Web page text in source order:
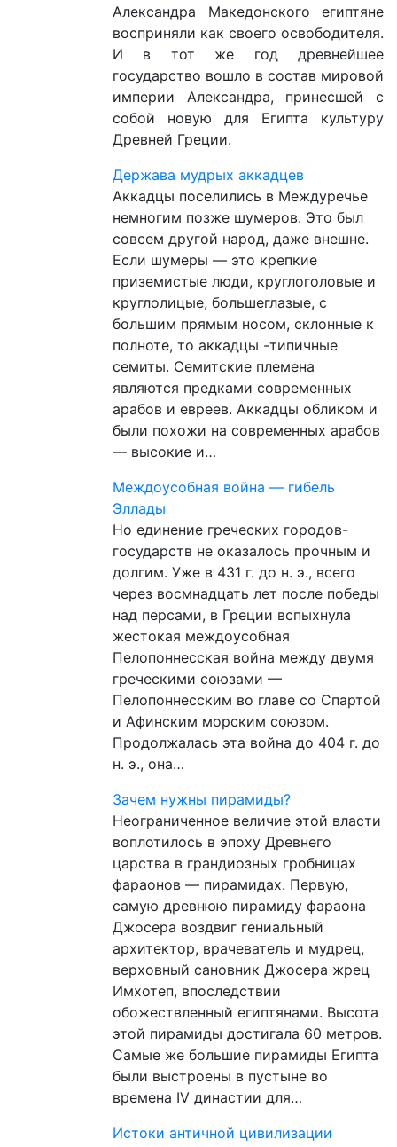
Александра Македонского египтяне
восприняли как своего освободителя.
И в тот же год древнейшее
государство вошло в состав мировой
империи Александра, принесшей с
собой новую для Египта культуру
Древней Греции.
Держава мудрых аккадцев
Аккадцы поселились в Междуречье
немногим позже шумеров. Это был
совсем другой народ, даже внешне.
Если шумеры — это крепкие
приземистые люди, круглоголовые и
круглолицые, большеглазые, с
большим прямым носом, склонные к
полноте, то аккадцы -типичные
семиты. Семитские племена
являются предками современных
арабов и евреев. Аккадцы обликом и
были похожи на современных арабов
— высокие и…
Междоусобная война — гибель
Эллады
Но единение греческих городов-
государств не оказалось прочным и
долгим. Уже в 431 г. до н. э., всего
через восмнадцать лет после победы
над персами, в Греции вспыхнула
жестокая междоусобная
Пелопоннесская война между двумя
греческими союзами —
Пелопоннесским во главе со Спартой
и Афинским морским союзом.
Продолжалась эта война до 404 г. до
н. э., она…
Зачем нужны пирамиды?
Неограниченное величие этой власти
воплотилось в эпоху Древнего
царства в грандиозных гробницах
фараонов — пирамидах. Первую,
самую древнюю пирамиду фараона
Джосера воздвиг гениальный
архитектор, врачеватель и мудрец,
верховный сановник Джосера жрец
Имхотеп, впоследствии
обожествленный египтянами. Высота
этой пирамиды достигала 60 метров.
Самые же большие пирамиды Египта
были выстроены в пустыне во
времена IV династии для…
Истоки античной цивилизации